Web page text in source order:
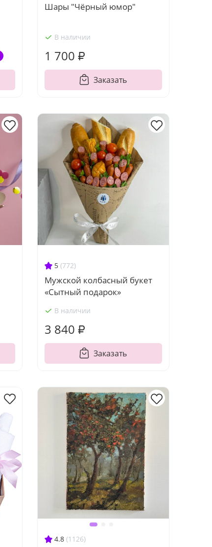
Шары "Чёрный юмор"
В наличии
1 700 ₽
Заказать
5 (772)
Мужской колбасный букет
«Сытный подарок»
В наличии
3 840 ₽
Заказать
4.8 (1126)